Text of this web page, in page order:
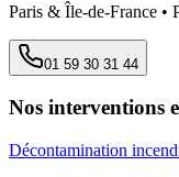
Paris & Île-de-France •
01 59 30 31 44
Nos interventions
Décontamination